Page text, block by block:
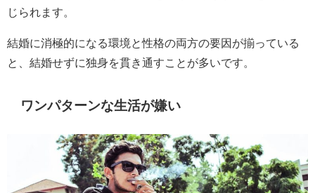
じられます。
結婚に消極的になる環境と性格の両方の要因が揃っている
と、結婚せずに独身を貫き通すことが多いです。
ワンパターンな生活が嫌い